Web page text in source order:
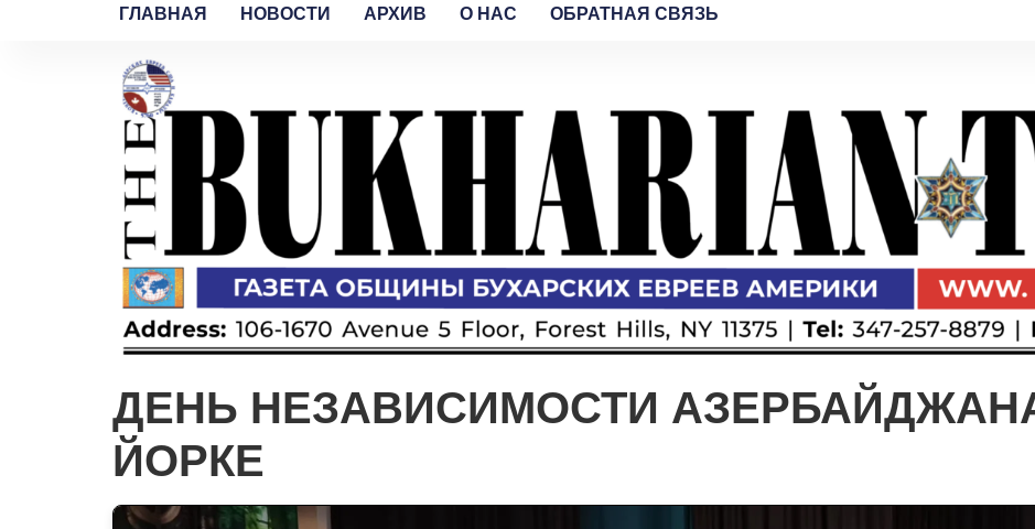
ГЛАВНАЯ НОВОСТИ АРХИВ O HAC ОБРАТНАЯ СВЯЗЬ
ДЕНЬ НЕЗАВИСИМОСТИ
ЙОРКЕ